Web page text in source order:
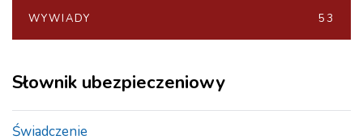
WYWIADY 53
Słownik ubezpieczeniowy
Świadczenie